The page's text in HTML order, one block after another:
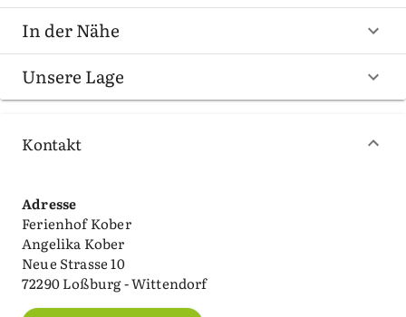
In der Nähe
Unsere Lage
Kontakt
Adresse
Ferienhof Kober
Angelika Kober
Neue Strasse 10
72290 Loßburg - Wittendorf